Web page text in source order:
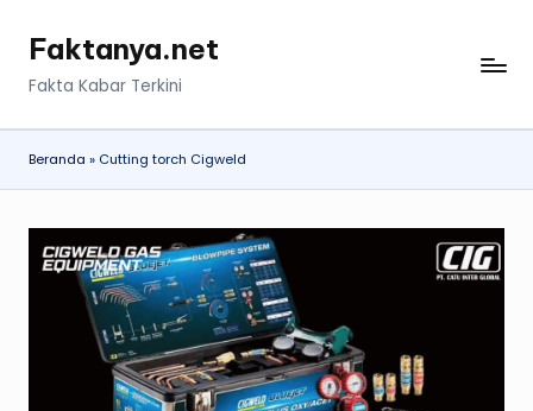
Faktanya.net
Fakta Kabar Terkini
Beranda » Cutting torch Cigweld